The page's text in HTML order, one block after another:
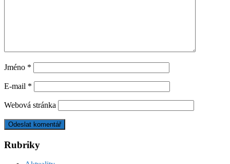
Jméno *
E-mail *
Webová stránka
Rubriky